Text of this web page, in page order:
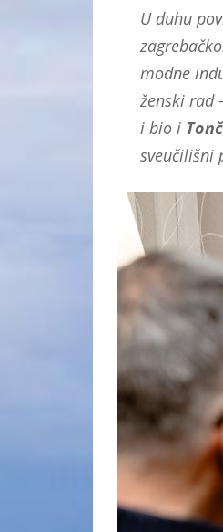
U duhu
modne
ženski rad
i bio i
sveučilišni